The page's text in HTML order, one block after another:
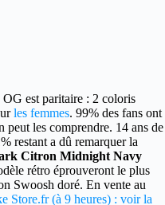
est paritaire : 2 coloris
les femmes. 99% des fans ont
les comprendre. 14 ans de
restant a dû remarquer la
Citron Midnight Navy
rétro éprouveront le plus
Swoosh doré. En vente au
Store.fr (à 9 heures) : voir la